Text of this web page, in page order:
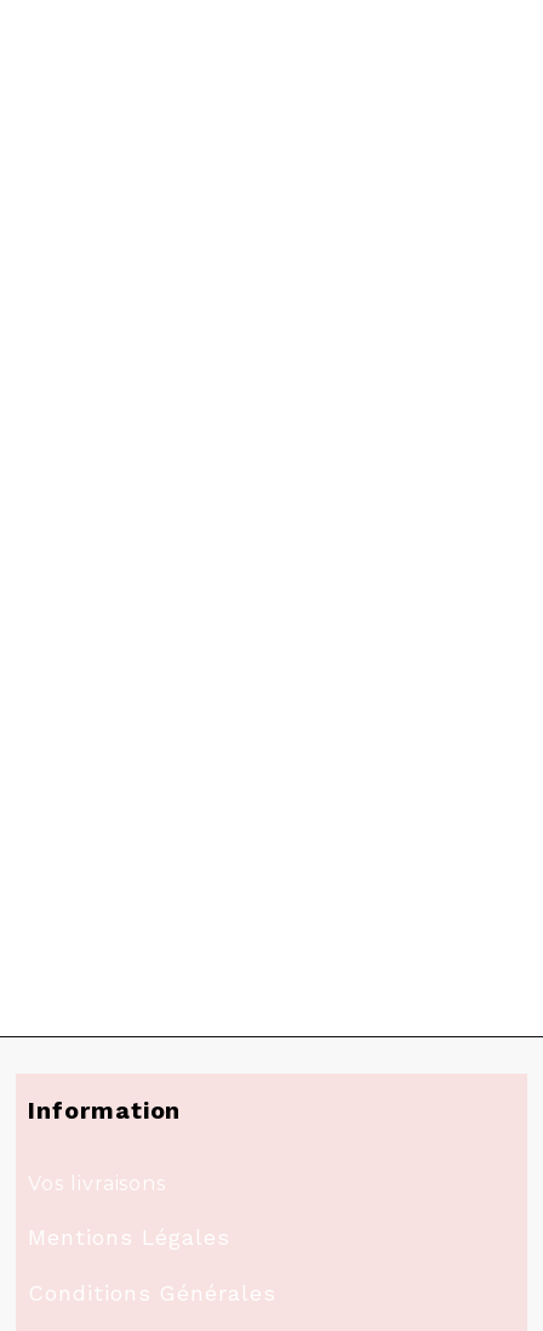
Information
Vos livraisons
Mentions Légales
Conditions Générales